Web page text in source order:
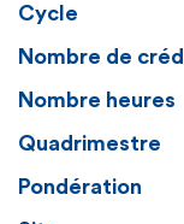
Cycle
Nombre de
Nombre heures
Quadrimestre
Pondération